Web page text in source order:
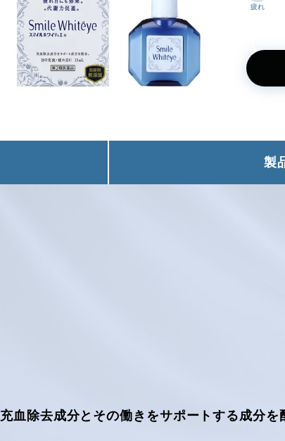
疲れ
製
充血除去成分とその働きをサポートする成分